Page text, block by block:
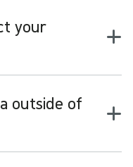
your
outside of